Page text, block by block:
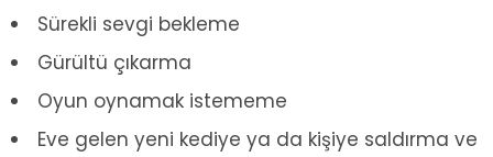
Sürekli sevgi bekleme
Gürültü çıkarma
Oyun oynamak istememe
Eve gelen yeni kediye ya da kişiye saldırma ve